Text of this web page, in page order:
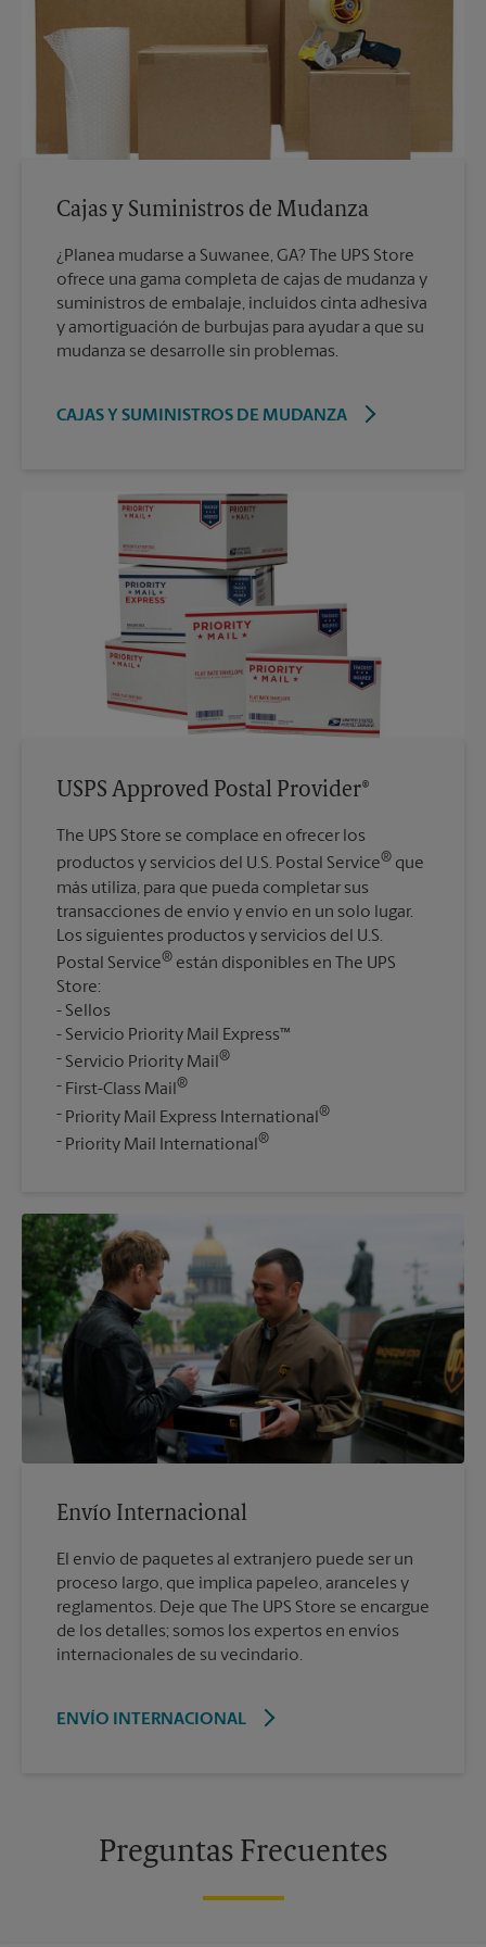
Cajas y Suministros de Mudanza
¿Planea mudarse a Suwanee, GA? The UPS Store
ofrece una gama completa de cajas de mudanza y
suministros de embalaje, incluidos cinta adhesiva
y amortiguación de burbujas para ayudar a que su
mudanza se desarrolle sin problemas.
CAJAS Y SUMINISTROS DE MUDANZA
USPS Approved Postal Provider®
The UPS Store se complace en ofrecer los
productos y servicios del U.S. Postal Service® que
más utiliza, para que pueda completar sus
transacciones de envío y envío en un solo lugar.
Los siguientes productos y servicios del U.S.
Postal Service® están disponibles en The UPS
Store:
Sellos
Servicio Priority Mail Express™
Servicio Priority Mail®
First-Class Mail®
Priority Mail Express International ®
Priority Mail International®
Envío Internacional
El envío de paquetes al extranjero puede ser un
proceso largo, que implica papeleo, aranceles y
reglamentos. Deje que The UPS Store se encargue
de los detalles; somos los expertos en envíos
internacionales de su vecindario.
ENVÍO INTERNACIONAL
Preguntas Frecuentes